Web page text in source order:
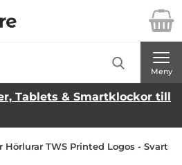
Danira Telecom AB
Meny
Tablets & Smartklockor till
Hörlurar TWS Printed Logos - Svart